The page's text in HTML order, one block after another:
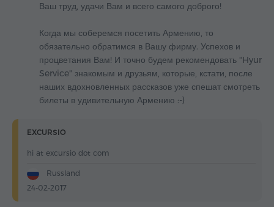
Ваш труд, удачи Вам и всего самого доброго!
Когда мы соберемся посетить Армению, то
обязательно обратимся в Вашу фирму. Успехов и
процветания Вам! И точно будем рекомендовать "Hyur
Service" знакомым и друзьям, которые, кстати, после
наших вдохновленных рассказов уже спешат смотреть
билеты в удивительную Армению :-)
EXCURSIO
hi at excursio dot com
Russland
24-02-2017